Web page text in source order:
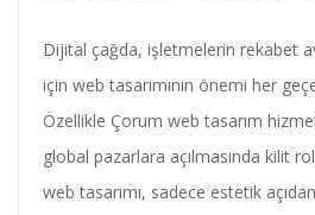
Dijital çağda, işletmelerin rekabet
için web tasarımının önemi her
Özellikle Çorum web tasarım
global pazarlara açılmasında kilit
web tasarımı, sadece estetik